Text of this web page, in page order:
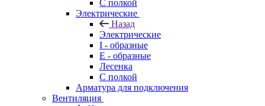
С полкой
Электрические
Назад
Электрические
I - образные
E - образные
Лесенка
С полкой
Арматура для подключения
Вентиляция